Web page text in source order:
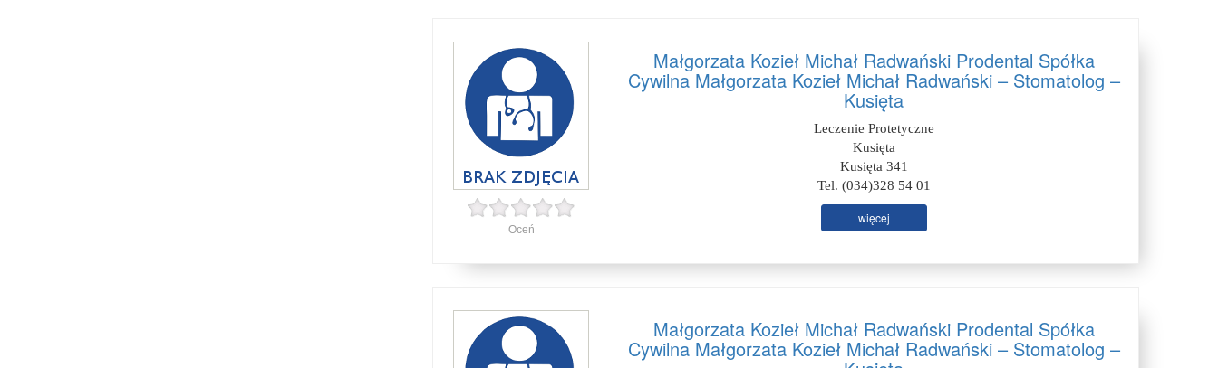
Oceń
Małgorzata Kozieł Michał Radwański Prodental Spółka
Cywilna Małgorzata Kozieł Michał Radwański – Stomatolog –
Kusięta
Leczenie Protetyczne
Kusięta
Kusięta 341
Tel. (034)328 54 01
więcej
Małgorzata Kozieł Michał Radwański Prodental Spółka
Cywilna Małgorzata Kozieł Michał Radwański – Stomatolog –